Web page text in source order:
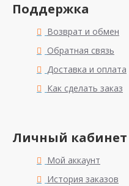
Поддержка
Возврат и обмен
Обратная связь
Доставка и оплата
Как сделать заказ
Личный кабинет
Мой аккаунт
История заказов